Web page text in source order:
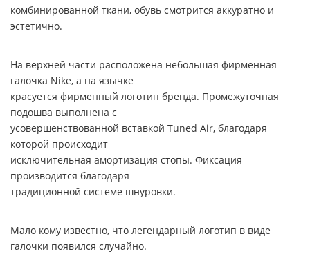
комбинированной ткани, обувь смотрится аккуратно и
эстетично.
На верхней части расположена небольшая фирменная
галочка Nike, а на язычке
красуется фирменный логотип бренда. Промежуточная
подошва выполнена с
усовершенствованной вставкой Tuned Air, благодаря
которой происходит
исключительная амортизация стопы. Фиксация
производится благодаря
традиционной системе шнуровки.
Мало кому известно, что легендарный логотип в виде
галочки появился случайно.